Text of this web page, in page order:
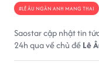
#LÊ ÂU NGÂN ANH MANG THAI
Saostar cập nhật tin
24h qua về chủ đềLê